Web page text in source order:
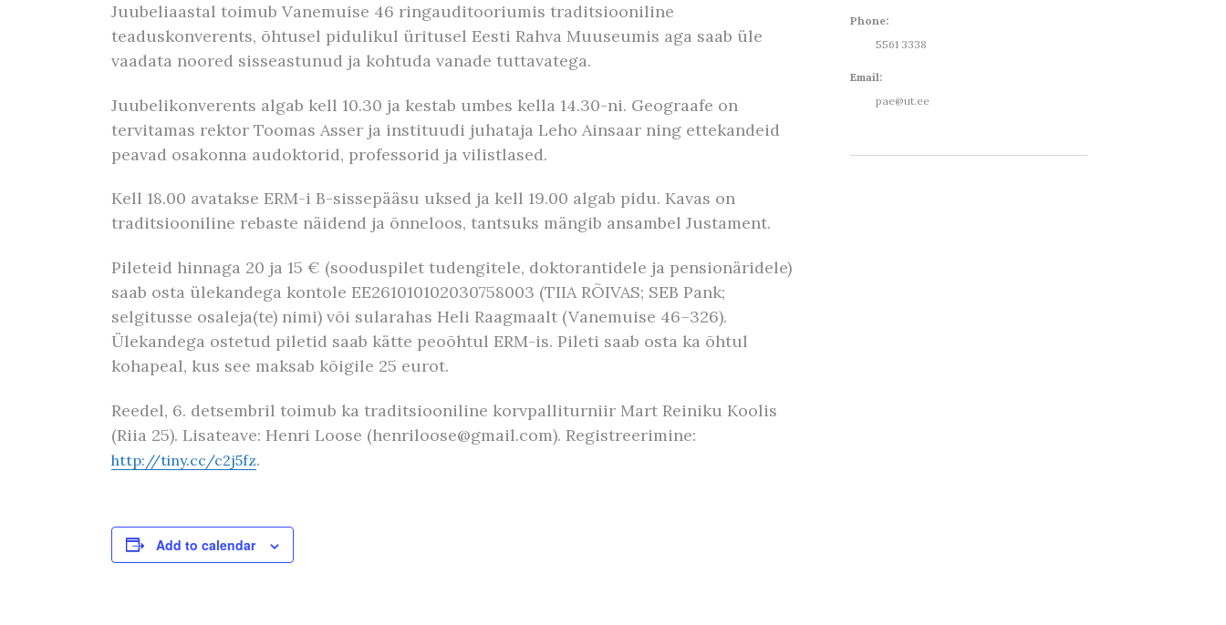
Juubeliaastal toimub Vanemuise 46 ringauditooriumis traditsiooniline
teaduskonverents, õhtusel pidulikul üritusel Eesti Rahva Muuseumis aga saab üle
vaadata noored sisseastunud ja kohtuda vanade tuttavatega.
Juubelikonverents algab kell 10.30 ja kestab umbes kella 14.30-ni. Geograafe on
tervitamas rektor Toomas Asser ja instituudi juhataja Leho Ainsaar ning ettekandeid
peavad osakonna audoktorid, professorid ja vilistlased.
Kell 18.00 avatakse ERM-i B-sissepääsu uksed ja kell 19.00 algab pidu. Kavas on
traditsiooniline rebaste näidend ja õnneloos, tantsuks mängib ansambel Justament.
Pileteid hinnaga 20 ja 15 € (sooduspilet tudengitele, doktorantidele ja pensionäridele)
saab osta ülekandega kontole EE261010102030758003 (TIIA RÕIVAS; SEB Pank;
selgitusse osaleja(te) nimi) või sularahas Heli Raagmaalt (Vanemuise 46–326).
Ülekandega ostetud piletid saab kätte peoõhtul ERM-is. Pileti saab osta ka õhtul
kohapeal, kus see maksab kõigile 25 eurot.
Reedel, 6. detsembril toimub ka traditsiooniline korvpalliturniir Mart Reiniku Koolis
(Riia 25). Lisateave: Henri Loose (henriloose@gmail.com). Registreerimine:
http://tiny.cc/c2j5fz.
Add to calendar
Phone:
5561 3338
Email:
pae@ut.ee